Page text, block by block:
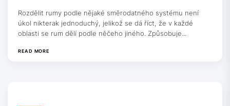
Rozdělit rumy podle nějaké směrodatného systému není
úkol nikterak jednoduchý, jelikož se dá říct, že v každé
oblasti se rum dělí podle něčeho jiného. Způsobuje...
READ MORE